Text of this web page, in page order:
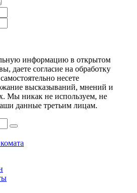
информацию в открытом
даете согласие на обработку
несете
высказываний, мнений и
Мы никак не используем, не
данные третьим лицам.